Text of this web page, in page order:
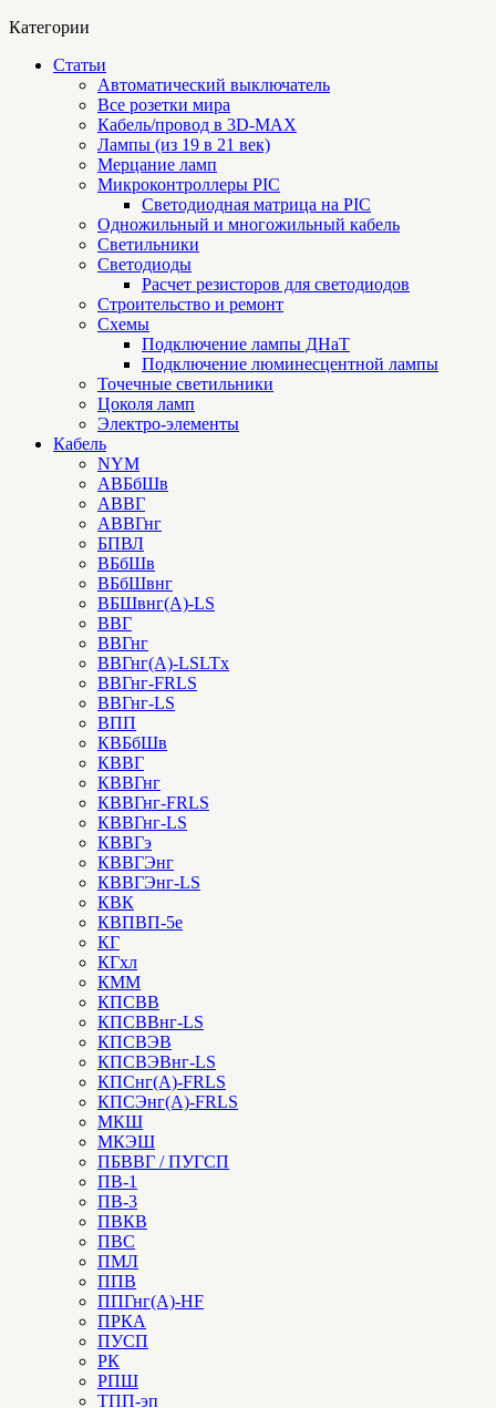
Категории
Статьи
Автоматический выключатель
Все розетки мира
Кабель/провод в 3D-MAX
Лампы (из 19 в 21 век)
Мерцание ламп
Микроконтроллеры PIC
Cветодиодная матрица на PIC
Одножильный и многожильный кабель
Светильники
Светодиоды
Расчет резисторов для светодиодов
Строительство и ремонт
Схемы
Подключение лампы ДНаТ
Подключение люминесцентной лампы
Точечные светильники
Цоколя ламп
Электро-элементы
Кабель
NYM
АВБбШв
АВВГ
АВВГнг
БПВЛ
ВБбШв
ВБбШвнг
ВБШвнг(А)-LS
ВВГ
ВВГнг
ВВГнг(А)-LSLTx
ВВГнг-FRLS
ВВГнг-LS
ВПП
КВБбШв
КВВГ
КВВГнг
КВВГнг-FRLS
КВВГнг-LS
КВВГэ
КВВГЭнг
КВВГЭнг-LS
КВК
КВПВП-5е
КГ
КГхл
КММ
КПСВВ
КПСВВнг-LS
КПСВЭВ
КПСВЭВнг-LS
КПСнг(А)-FRLS
КПСЭнг(А)-FRLS
МКШ
МКЭШ
ПБВВГ / ПУГСП
ПВ-1
ПВ-3
ПВКВ
ПВС
ПМЛ
ППВ
ППГнг(А)-HF
ПРКА
ПУСП
РК
РПШ
ТПП-эп